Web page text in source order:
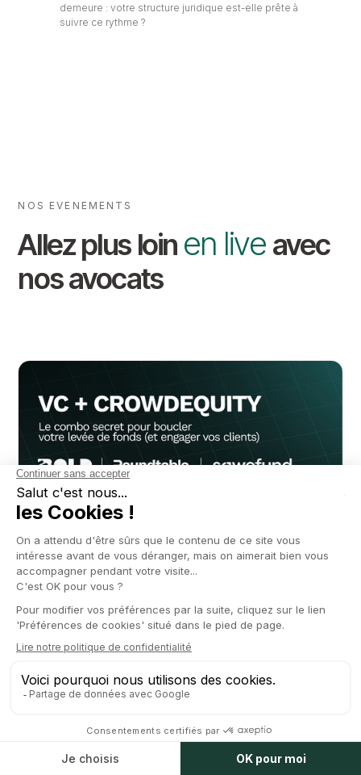
demeure : votre structure juridique est-elle prête à
suivre ce rythme ?
NOS EVENEMENTS
Allez plus loin en live avec
nos avocats
VC + Crowdequity : Le combo secret pour
boucler votre levée de fonds (et engager vos
clients)
Vous comprendrez comment lever des fonds sans subir la
politique des fonds traditionnels et découvrirez des leviers
de financement créatifs et immédiatement actionnables.